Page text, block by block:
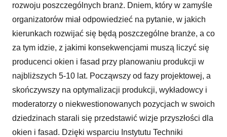
rozwoju poszczególnych branż. Dniem, który w zamyśle
organizatorów miał odpowiedzieć na pytanie, w jakich
kierunkach rozwijać się będą poszczególne branże, a co
za tym idzie, z jakimi konsekwencjami muszą liczyć się
producenci okien i fasad przy planowaniu produkcji w
najbliższych 5-10 lat. Począwszy od fazy projektowej, a
skończywszy na optymalizacji produkcji, wykładowcy i
moderatorzy o niekwestionowanych pozycjach w swoich
dziedzinach starali się przedstawić wizje przyszłości dla
okien i fasad. Dzięki wsparciu Instytutu Techniki